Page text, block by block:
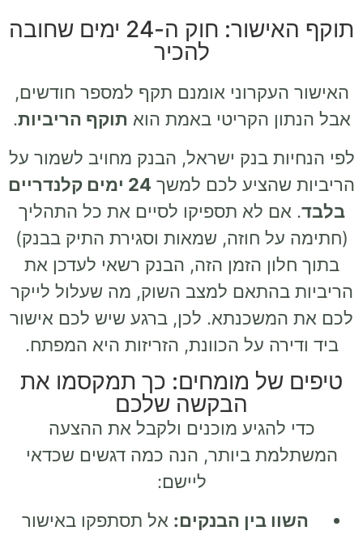
תוקף האישור: חוק ה-24 ימים שחובה
להכיר
האישור העקרוני אומנם תקף למספר חודשים,
אבל הנתון הקריטי באמת הוא תוקף הריביות.
לפי הנחיות בנק ישראל, הבנק מחויב לשמור על
הריביות שהציע לכם למשך
24 ימים קלנדריים
בלבד. אם לא תספיקו לסיים את כל התהליך
(חתימה על חוזה, שמאות וסגירת התיק בבנק)
בתוך חלון הזמן הזה, הבנק רשאי לעדכן את
הריביות בהתאם למצב השוק, מה שעלול לייקר
לכם את המשכנתא. לכן, ברגע שיש לכם אישור
ביד ודירה על הכוונת, הזריזות היא המפתח.
טיפים של מומחים: כך תמקסמו את
הבקשה שלכם
כדי להגיע מוכנים ולקבל את ההצעה
המשתלמת ביותר, הנה כמה דגשים שכדאי
ליישם:
השוו בין הבנקים: אל תסתפקו באישור